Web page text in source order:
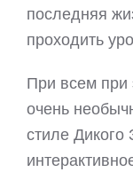
последняя
проходить
При всем при
очень
стиле